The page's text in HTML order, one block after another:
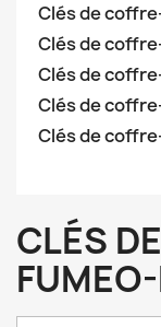
Clés de
Clés de
Clés de
Clés de
Clés de
CLÉS